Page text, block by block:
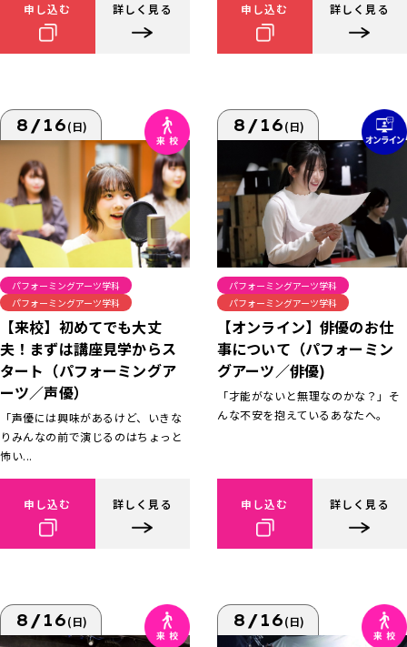
申し込む 詳しく見る 申し込む 詳しく見る
8/16(日)
パフォーミングアーツ学科
パフォーミングアーツ学科
【来校】初めてでも大丈
夫！まずは講座見学からス
タート（パフォーミングア
ーツ／声優）
「声優には興味があるけど、いきな
りみんなの前で演じるのはちょっと
怖い...
申し込む 詳しく見る
8/16(日)
パフォーミングアーツ学科
パフォーミングアーツ学科
【オンライン】俳優のお仕
事について（パフォーミン
グアーツ／俳優)
「才能がないと無理なのかな？」そ
んな不安を抱えているあなたへ。
申し込む 詳しく見る
8/16(日) 8/16(日)